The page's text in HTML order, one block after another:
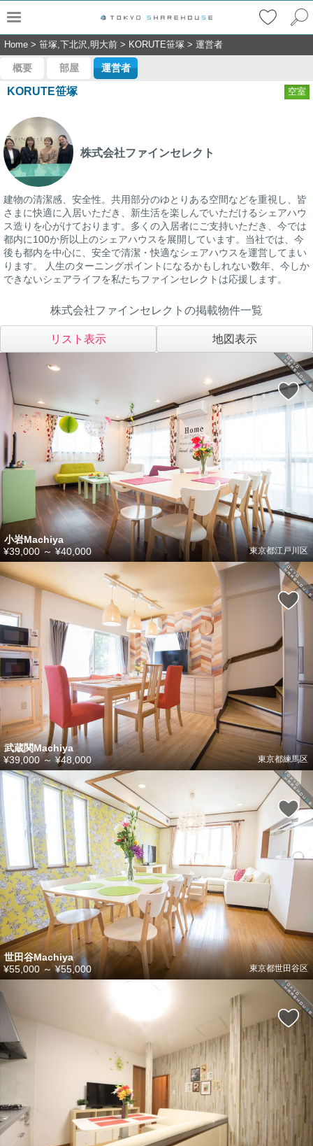
Home > 笹塚,下北沢,明大前 > KORUTE笹塚 > 運営者
概要 部屋 運営者
KORUTE笹塚 空室
株式会社ファインセレクト
建物の清潔感、安全性。共用部分のゆとりある空間などを重視し、皆
さまに快適に入居いただき、新生活を楽しんでいただけるシェアハウ
ス造りを心がけております。多くの入居者にご支持いただき、今では
都内に100か所以上のシェアハウスを展開しています。当社では、今
後も都内を中心に、安全で清潔・快適なシェアハウスを運営してまい
ります。 人生のターニングポイントになるかもしれない数年、今しか
できないシェアライフを私たちファインセレクトは応援します。
株式会社ファインセレクトの掲載物件一覧
リスト表示 地図表示
小岩Machiya
東京都江戸川区
¥39,000～ ¥40,000
武蔵関Machiya
東京都練馬区
¥39,000～¥48,000
世田谷Machiya
東京都世田谷区
¥55,000 ～¥55,000